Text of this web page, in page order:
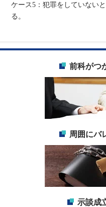
前科がつ
周囲にバ
示談成
ケース5：犯罪をしていない
る。